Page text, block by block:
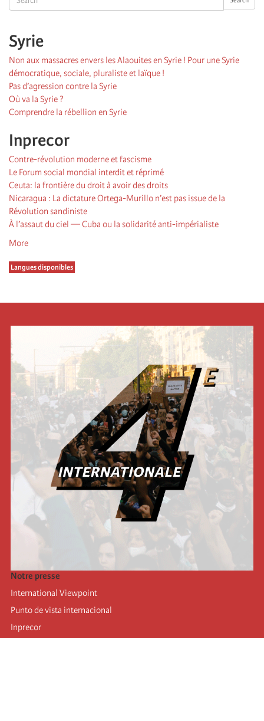
Syrie
Non aux massacres envers les Alaouites en Syrie ! Pour une Syrie
démocratique, sociale, pluraliste et laïque !
Pas d’agression contre la Syrie
Où va la Syrie ?
Comprendre la rébellion en Syrie
Inprecor
Contre-révolution moderne et fascisme
Le Forum social mondial interdit et réprimé
Ceuta: la frontière du droit à avoir des droits
Nicaragua : La dictature Ortega-Murillo n’est pas issue de la
Révolution sandiniste
À l’assaut du ciel — Cuba ou la solidarité anti-impérialiste
More
Langues disponibles
Notre presse
International Viewpoint
Punto de vista internacional
Inprecor